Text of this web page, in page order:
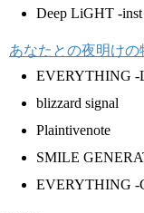
Deep LiGHT -
あなたとの夜明けの
EVERYTHING -
blizzard signal
Plaintivenote
SMILE
EVERYTHING -